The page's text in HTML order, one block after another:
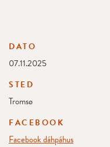
DATO
07.11.2025
STED
Tromsø
FACEBOOK
Facebook dáhpáhus